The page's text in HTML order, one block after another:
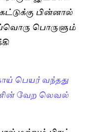
பின்னால்
பொருளும்
பெயர் வந்தது
வேற லெவல்